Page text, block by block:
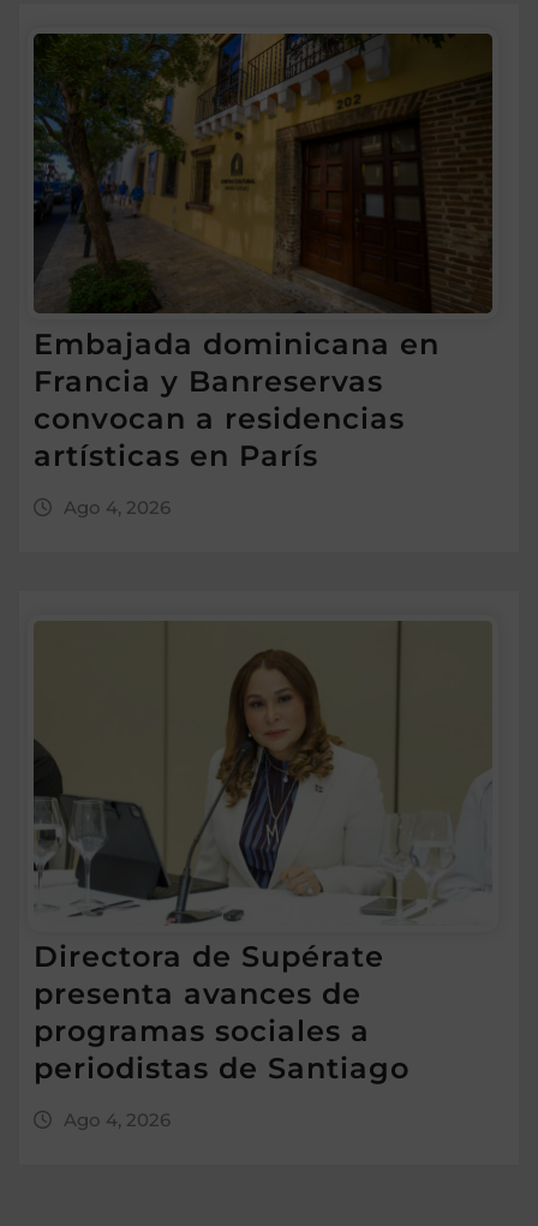
Embajada dominicana en
Francia y Banreservas
convocan a residencias
artísticas en París
Ago 4, 2026
Directora de Supérate
presenta avances de
programas sociales a
periodistas de Santiago
Ago 4, 2026